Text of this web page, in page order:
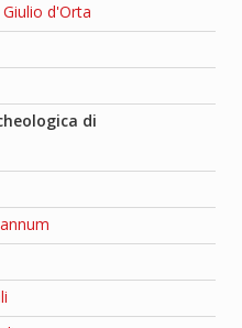
d'Orta
di